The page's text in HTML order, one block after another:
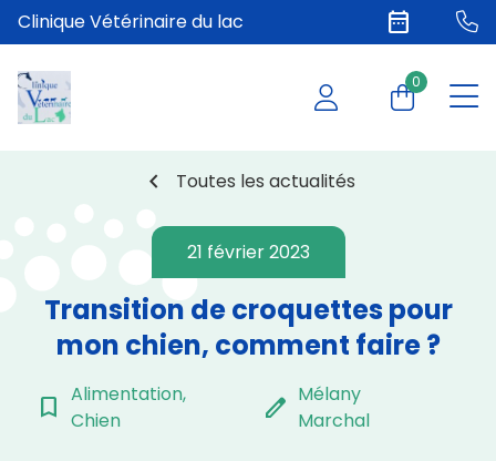
Clinique Vétérinaire du lac date_range
0
chevron_left Toutes les actualités
21 février 2023
Transition de croquettes pour
mon chien, comment faire ?
bookmark_border Alimentation,
Chien
edit Mélany
Marchal